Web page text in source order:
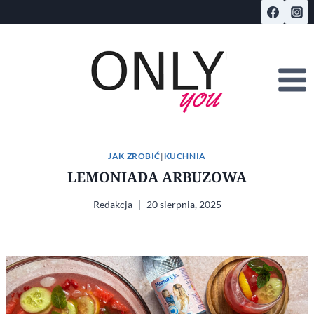
do
JAK ZROBIĆ| KUCHNIA
LEMONIADA ARBUZOWA
Redakcja 20 sierpnia, 2025